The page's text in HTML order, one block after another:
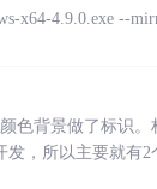
x64-4.9.0.exe --
色背景做了标识。
，所以主要就有